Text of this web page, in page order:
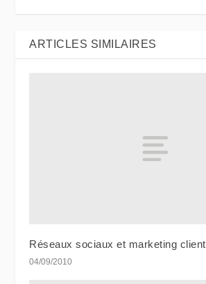
ARTICLES SIMILAIRES
Réseaux sociaux et marketing client
04/09/2010